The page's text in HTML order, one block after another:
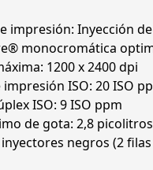
Monocromática,
impresión: Inyección
monocromática
1200 x 2400 dpi
ISO: 20 ISO
ISO: 9 ISO ppm
de gota: 2,8 picolitros
inyectores negros (2